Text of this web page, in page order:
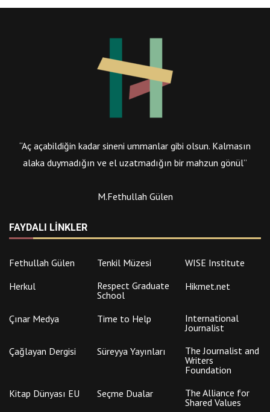
“Aç açabildiğin kadar sineni ummanlar gibi olsun. Kalmasın
alaka duymadığın ve el uzatmadığın bir mahzun gönül”
M.Fethullah Gülen
FAYDALI LINKLER
Fethullah Gülen Tenkil Müzesi
WISE Institute
Herkul
Respect Graduate
School
Hikmet.net
Çınar Medya Time to Help
International
Journalist
Çağlayan Dergisi
Süreyya Yayınları
The Journalist and
Writers
Foundation
Kitap Dünyası EU
Seçme Dualar
The Alliance for
Shared Values